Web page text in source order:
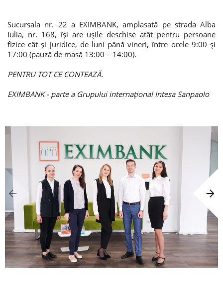
Sucursala nr. 22 a EXIMBANK, amplasată pe strada Alba
Iulia, nr. 168, își are ușile deschise atât pentru persoane
fizice cât și juridice, de luni până vineri, între orele 9:00 și
17:00 (pauză de masă 13:00 – 14:00).
PENTRU TOT CE CONTEAZĂ.
EXIMBANK - parte a Grupului internațional Intesa Sanpaolo